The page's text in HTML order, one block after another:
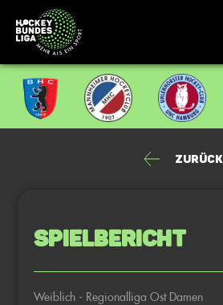
Zurück
Spielbericht
Weiblich - Regionalliga Ost Damen